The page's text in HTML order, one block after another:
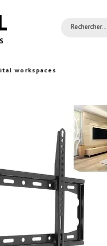
workspaces